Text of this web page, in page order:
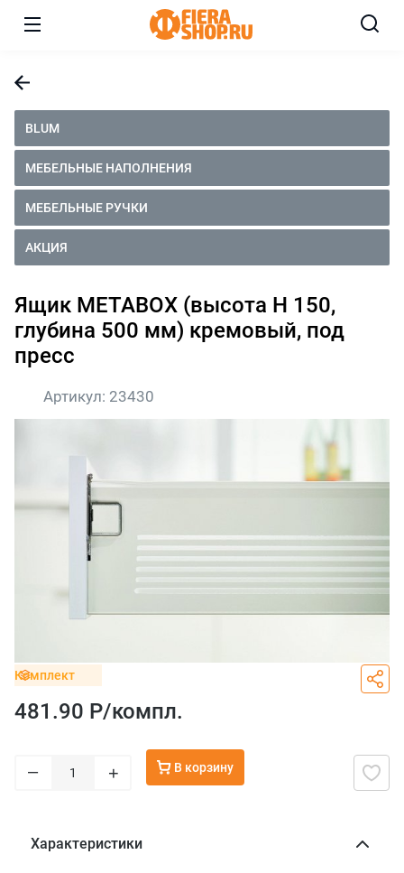
BLUM
МЕБЕЛЬНЫЕ НАПОЛНЕНИЯ
МЕБЕЛЬНЫЕ РУЧКИ
АКЦИЯ
Ящик METABOX (высота H 150,
глубина 500 мм) кремовый, под
пресс
Артикул: 23430
Комплект
481.90 Р/компл.
– + В корзину
Характеристики